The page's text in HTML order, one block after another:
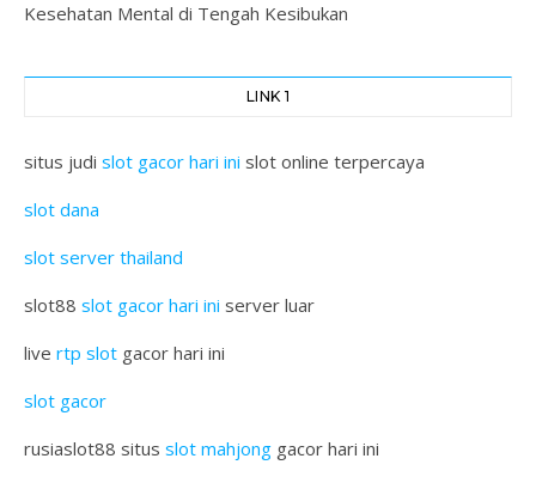
Kesehatan Mental di Tengah Kesibukan
LINK 1
situs judi slot gacor hari ini slot online terpercaya
slot dana
slot server thailand
slot88 slot gacor hari ini server luar
live rtp slot gacor hari ini
slot gacor
rusiaslot88 situs slot mahjong gacor hari ini